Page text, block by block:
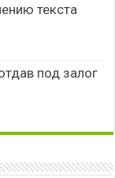
текста
под залог